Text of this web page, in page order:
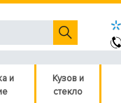
и
Кузов и
стекло